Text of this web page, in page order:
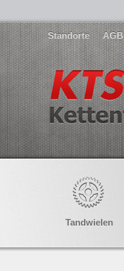
Standorte AGB
Tandwielen